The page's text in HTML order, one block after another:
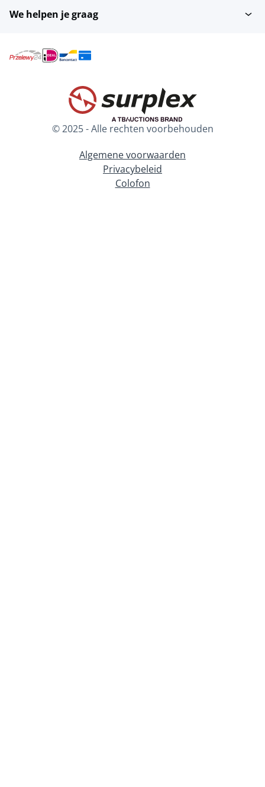
We helpen je graag
© 2025 - Alle rechten voorbehouden
Algemene voorwaarden
Privacybeleid
Colofon